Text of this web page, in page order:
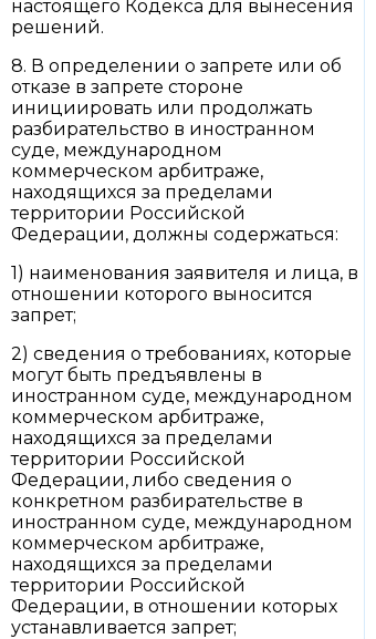
настоящего Кодекса для вынесения
решений.
8. В определении о запрете или об
отказе в запрете стороне
инициировать или продолжать
разбирательство в иностранном
суде, международном
коммерческом арбитраже,
находящихся за пределами
территории Российской
Федерации, должны содержаться:
1) наименования заявителя и лица, в
отношении которого выносится
запрет;
2) сведения о требованиях, которые
могут быть предъявлены в
иностранном суде, международном
коммерческом арбитраже,
находящихся за пределами
территории Российской
Федерации, либо сведения о
конкретном разбирательстве в
иностранном суде, международном
коммерческом арбитраже,
находящихся за пределами
территории Российской
Федерации, в отношении которых
устанавливается запрет;